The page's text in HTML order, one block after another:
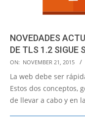
NOVEDADES
DE TLS 1.2 SIGUE
2015-
11-
21
ON: NOVEMBER 21, 2015
La web debe ser
Estos dos conceptos,
de llevar a cabo y en